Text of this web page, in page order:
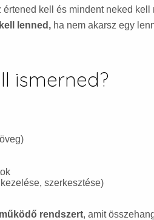
kell és mindent neked kell
lenned, ha nem akarsz egy
ismerned?
szerkesztése)
rendszert, amit